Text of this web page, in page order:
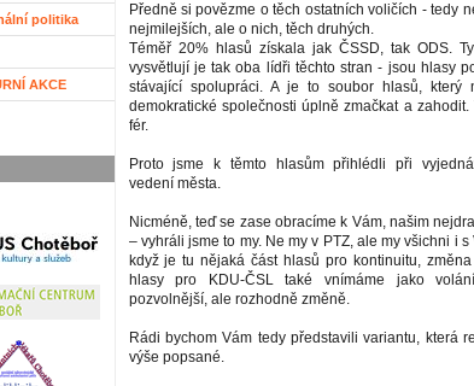
politika
AKCE
Předně si povězme o těch ostatních voličích - tedy
nejmilejších, ale o nich, těch druhých.
Téměř 20% hlasů získala jak ČSSD, tak ODS.
vysvětlují je tak oba lídři těchto stran - jsou hlasy
stávající spolupráci. A je to soubor hlasů, který
demokratické společnosti úplně zmačkat a
fér.
Proto jsme k těmto hlasům přihlédli při
vedení města.
Nicméně, teď se zase obracíme k Vám, našim
– vyhráli jsme to my. Ne my v PTZ, ale my všichni i s
když je tu nějaká část hlasů pro kontinuitu,
hlasy pro KDU-ČSL také vnímáme jako
pozvolnější, ale rozhodně změně.
Rádi bychom Vám tedy představili variantu, která
výše popsané.